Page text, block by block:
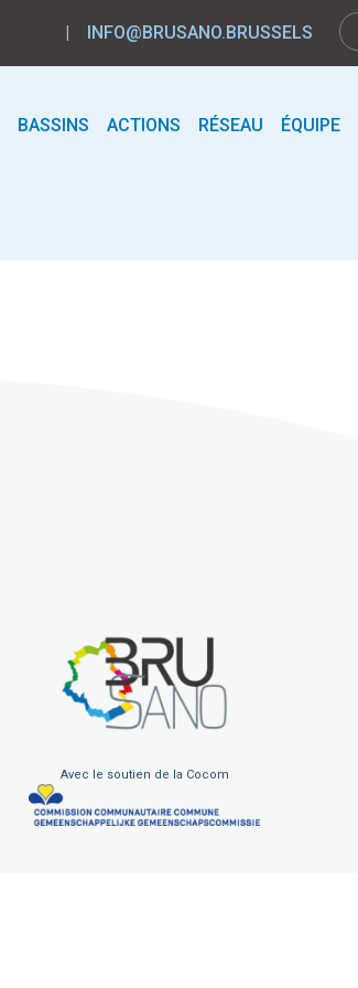
| INFO@BRUSANO.BRUSSELS
BASSINS ACTIONS RÉSEAU ÉQUIPE
Avec le soutien de la Cocom